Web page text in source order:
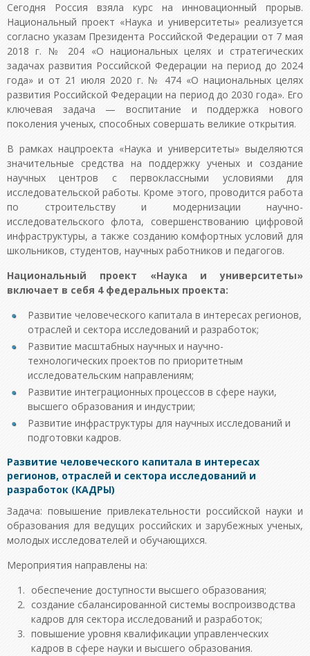
Сегодня Россия взяла курс на инновационный прорыв.
Национальный проект «Наука и университеты» реализуется
согласно указам Президента Российской Федерации от 7 мая
2018 г. № 204 «О национальных целях и стратегических
задачах развития Российской Федерации на период до 2024
года» и от 21 июля 2020 г. № 474 «О национальных целях
развития Российской Федерации на период до 2030 года». Его
ключевая задача — воспитание и поддержка нового
поколения ученых, способных совершать великие открытия.
В рамках нацпроекта «Наука и университеты» выделяются
значительные средства на поддержку ученых и создание
научных центров с первоклассными условиями для
исследовательской работы. Кроме этого, проводится работа
по строительству и модернизации научно-
исследовательского флота, совершенствованию цифровой
инфраструктуры, а также созданию комфортных условий для
школьников, студентов, научных работников и педагогов.
Национальный проект «Наука и университеты»
включает в себя 4 федеральных проекта:
Развитие человеческого капитала в интересах регионов,
отраслей и сектора исследований и разработок;
Развитие масштабных научных и научно-
технологических проектов по приоритетным
исследовательским направлениям;
Развитие интеграционных процессов в сфере науки,
высшего образования и индустрии;
Развитие инфраструктуры для научных исследований и
подготовки кадров.
Развитие человеческого капитала в интересах
регионов, отраслей и сектора исследований и
разработок (КАДРЫ)
Задача: повышение привлекательности российской науки и
образования для ведущих российских и зарубежных ученых,
молодых исследователей и обучающихся.
Мероприятия направлены на:
обеспечение доступности высшего образования;
создание сбалансированной системы воспроизводства
кадров для сектора исследований и разработок;
повышение уровня квалификации управленческих
кадров в сфере науки и высшего образования.